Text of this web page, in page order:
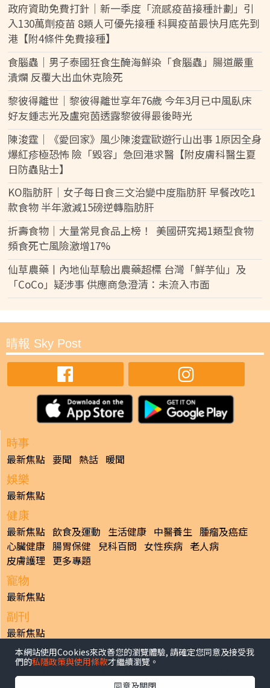
政府資助免費打針｜新一季度「流感疫苗接種計劃」引
入130萬劑疫苗 8類人可優先接種 科興疫苗最快月底先到
港【附4條件免費接種】
食腦蟲｜男子泰國狂食生醃海鮮染「食腦蟲」腸道嚴重
潰爛 反覆大出血休克險死
黎彼得離世｜黎彼得離世享年76歲 今年3月已中風臥床
好友鍾志光及盧宛茵透露黎彼得最後時光
陳浚霆｜《愛回家》風少陳浚霆歐遊行山出事 1原因全身
爆紅疹極恐怖 險「毀容」急回港求醫【附皮膚科醫生夏
日防蟲貼士】
KO脂肪肝｜女子每日食三文治變中度脂肪肝 早餐改吃1
款食物 半年激減15磅逆轉脂肪肝
折壽食物｜大量常見食品上榜！ 美國研究揭1類型食物
頻食死亡風險激增17%
仙草農藥丨內地仙草驗出農藥超標 台灣「鮮芋仙」及
「CoCo」疑涉事 供應商急澄清：未流入市面
晴報 Sky Post
時事
最新焦點 要聞 熱話 暖聞
娛樂
最新焦點
健康
最新焦點 飲食及運動 生活健康 中醫養生 腫瘤及癌症
心臟健康 腸胃保健 兒科百問 女性疾病 老人病
皮膚護理 更多專題
寵物
最新焦點
副刊
最新焦點
日報
揭頁版 港聞 財經/地產 中國/國際
生活副刊
體育 專題/人物
本網站使用Cookies來改善您的瀏覽體驗, 請確定您同意及接受我
們的私隱政策與使用條款才繼續瀏覽。
同意及關閉